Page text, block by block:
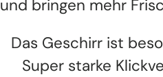
und bringen mehr
Das Geschirr ist
Super starke